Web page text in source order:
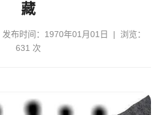
藏
布时间：1970年01月01日 | 浏览：
631 次